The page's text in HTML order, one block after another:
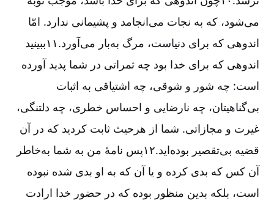
می‌شود، که به نجات می‌انجامد و پشیمانی ندارد. امّا
اندوهی که برای دنیاست، مرگ به‌بار می‌آورد.۱۱ببینید
اندوهی که برای خدا بود چه ثمراتی در شما پدید آورده
است: چه شور و شوقی، چه اشتیاقی به اثبات
بی‌گناهیتان، چه نارضایی و احساس خطری، چه دلتنگی،
غیرت و مجازاتی. شما از هر‌حیث ثابت کردید که در آن
قضیه بی‌تقصیر بوده‌اید.۱۲پس نامۀ من به شما به‌خاطر
آن کس که بدی کرده و یا آن که به او بدی شده نبوده
است، بلکه بدین منظور بوده که در حضور خدا ارادت